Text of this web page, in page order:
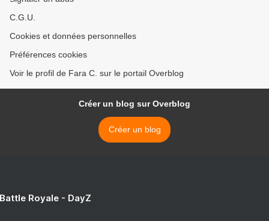
C.G.U.
Cookies et données personnelles
Préférences cookies
Voir le profil de Fara C. sur le portail Overblog
Créer un blog sur Overblog
Créer un blog
Royale - DayZ